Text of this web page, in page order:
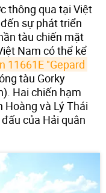
thông qua tại Việt
sự phát triển
tàu chiến mặt
Nam có thể kể
11661E "Gepard
tàu Gorky
Hai chiến hạm
và Lý Thái
của Hải quân